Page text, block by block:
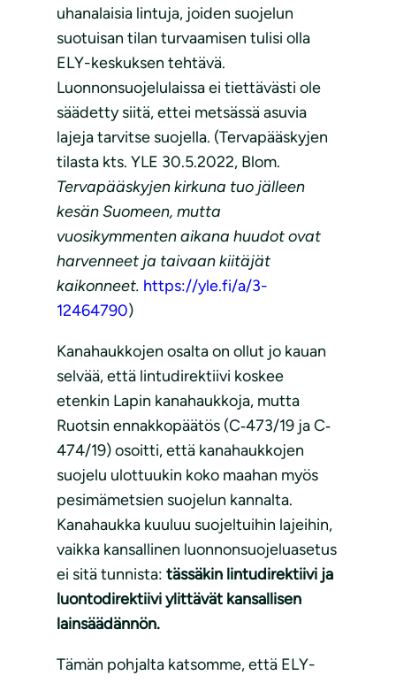
uhanalaisia lintuja, joiden suojelun
suotuisan tilan turvaamisen tulisi olla
ELY-keskuksen tehtävä.
Luonnonsuojelulaissa ei tiettävästi ole
säädetty siitä, ettei metsässä asuvia
lajeja tarvitse suojella. (Tervapääskyjen
tilasta kts. YLE 30.5.2022, Blom.
Tervapääskyjen kirkuna tuo jälleen
kesän Suomeen, mutta
vuosikymmenten aikana huudot ovat
harvenneet ja taivaan kiitäjät
kaikonneet. https://yle.fi/a/3-
12464790)
Kanahaukkojen osalta on ollut jo kauan
selvää, että lintudirektiivi koskee
etenkin Lapin kanahaukkoja, mutta
Ruotsin ennakkopäätös (C‐473/19 ja C‐
474/19) osoitti, että kanahaukkojen
suojelu ulottuukin koko maahan myös
pesimämetsien suojelun kannalta.
Kanahaukka kuuluu suojeltuihin lajeihin,
vaikka kansallinen luonnonsuojeluasetus
ei sitä tunnista: tässäkin lintudirektiivi ja
luontodirektiivi ylittävät kansallisen
lainsäädännön.
Tämän pohjalta katsomme, että ELY-